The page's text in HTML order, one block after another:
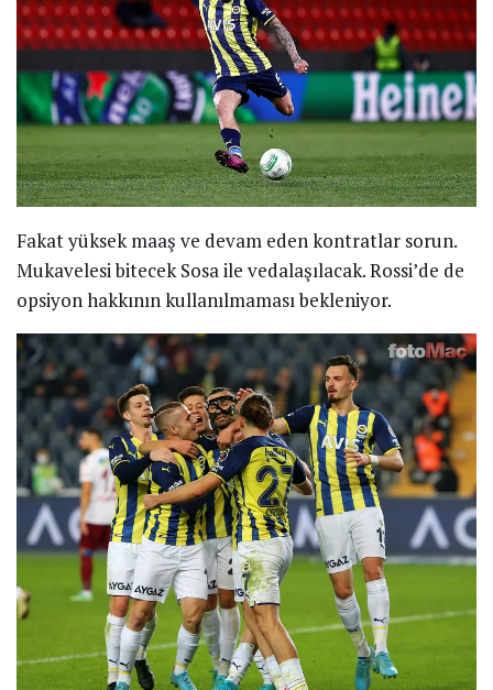
Fakat yüksek maaş ve devam eden kontratlar sorun.
Mukavelesi bitecek Sosa ile vedalaşılacak. Rossi’de de
opsiyon hakkının kullanılmaması bekleniyor.